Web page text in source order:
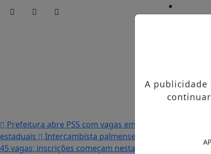
Início/
Contato/
Prefeitura abre PSS com vagas em seis funções e
estaduais
Intercambista palmense comenta sobre
45 vagas; inscrições começam nesta terça-feira (21)
A publicidade